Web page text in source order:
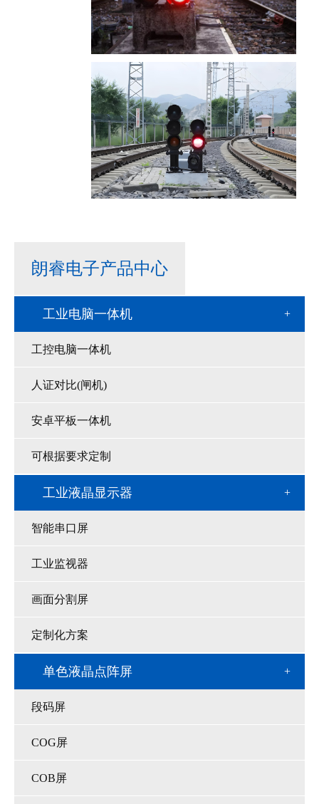
朗睿电子产品中心
工业电脑一体机
工控电脑一体机
人证对比(闸机)
安卓平板一体机
可根据要求定制
工业液晶显示器
智能串口屏
工业监视器
画面分割屏
定制化方案
单色液晶点阵屏
段码屏
COG屏
COB屏